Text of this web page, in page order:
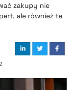
zakupy nie
ale również te